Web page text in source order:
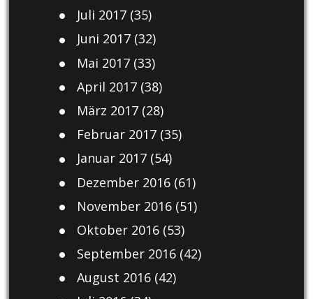
Juli 2017(35)
Juni 2017(32)
Mai 2017(33)
April 2017(38)
März 2017(28)
Februar 2017(35)
Januar 2017(54)
Dezember 2016(61)
November 2016(51)
Oktober 2016(53)
September 2016(42)
August 2016(42)